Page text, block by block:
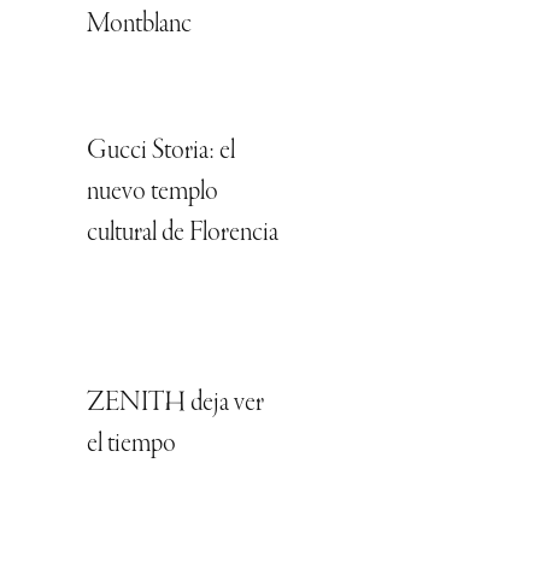
Montblanc
Gucci Storia: el
nuevo templo
cultural de Florencia
ZENITH deja ver
el tiempo